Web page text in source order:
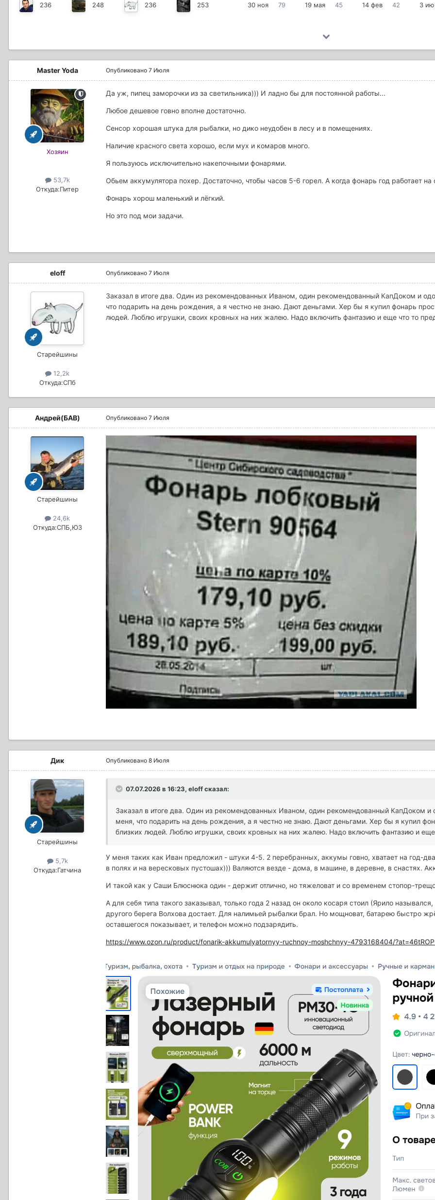
236 248 236 253 30 ноя 79 19 мая 45 14 фев 42 3
Master Yoda
Хозяин
53,7k
Откуда:Питер
Опубликовано 7 Июля
Да уж, пипец заморочки из за светильника))) И ладно бы для постоянной работы...
Любое дешевое говно вполне достаточно.
Сенсор хорошая штука для рыбалки, но дико неудобен в лесу и в помещениях.
Наличие красного света хорошо, если мух и комаров много.
Я пользуюсь исключительно накепочными фонарями.
Обьем аккумулятора похер. Достаточно, чтобы часов 5-6 горел. А когда фонарь год работает
Фонарь хорош маленький и лёгкий.
Но это под мои задачи.
eloff
Старейшины
12,2k
Откуда:СПб
Опубликовано 7 Июля
Заказал в итоге два. Один из рекомендованных Иваном, один рекомендованный КапДоком и
что подарить на день рождения, а я честно не знаю. Дают деньгами. Хер бы я купил фонарь
людей. Люблю игрушки, своих кровных на них жалею. Надо включить фантазию и еще что то
Андрей(БАВ)
Старейшины
24,6k
Откуда:СПБ,ЮЗ
Опубликовано 7 Июля
Дик
Старейшины
5,7k
Откуда:Гатчина
Опубликовано 8 Июля
07.07.2026 в 16:23, eloffсказал:
Заказал в итоге два. Один из рекомендованных Иваном, один рекомендованный КапДоком
меня, что подарить на день рождения, а я честно не знаю. Дают деньгами. Хер бы я купил
близких людей. Люблю игрушки, своих кровных на них жалею. Надо включить фантазию и
У меня таких как Иван предложил - штуки 4-5. 2 перебранных, аккумы говно, хватает на год-
в полях и на вересковых пустошах))) Валяются везде - дома, в машине, в деревне, в снастях.
И такой как у Саши Блюснюка один - держит отлично, но тяжеловат и со временем стопор-
А для себя типа такого заказывал, только года 2 назад он около косаря стоил (Ярило
другого берега Волхова достает. Для налимьей рыбалки брал. Но мощноват, батарею быстро
оставшегося показывает, и телефон можно подзарядить.
https://www.ozon.ru/product/fonarik-akkumulyatornyy-ruchnoy-moshchnyy-4793168404/